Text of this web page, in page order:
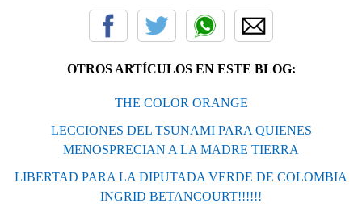
OTROS ARTÍCULOS EN ESTE BLOG:
THE COLOR ORANGE
LECCIONES DEL TSUNAMI PARA QUIENES
MENOSPRECIAN A LA MADRE TIERRA
LIBERTAD PARA LA DIPUTADA VERDE DE COLOMBIA
INGRID BETANCOURT!!!!!!